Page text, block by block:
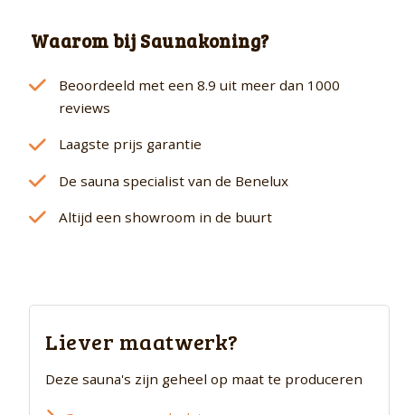
Waarom bij Saunakoning?
Beoordeeld met een 8.9 uit meer dan 1000
reviews
Laagste prijs garantie
De sauna specialist van de Benelux
Altijd een showroom in de buurt
Liever maatwerk?
Deze sauna's zijn geheel op maat te produceren